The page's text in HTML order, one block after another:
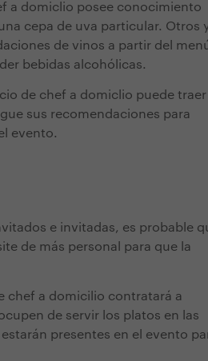
a domiclio posee conocimiento
cepa de uva particular. Otros
de vinos a partir del
bebidas alcohólicas.
de chef a domiclio puede traer
sus recomendaciones para
evento.
e invitadas, es probable
de más personal para que la
chef a domicilio contratará a
de servir los platos en las
presentes en el evento